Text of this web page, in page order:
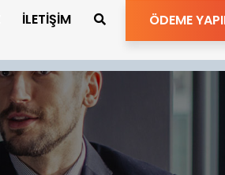
İLETİŞİM ÖDEME